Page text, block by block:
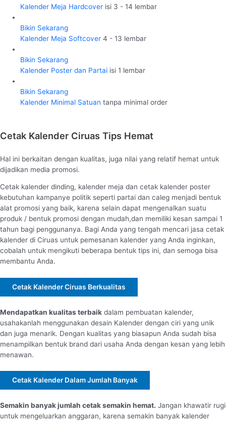
Kalender Meja Hardcover isi 3 - 14 lembar
Bikin Sekarang
Kalender Meja Softcover 4 - 13 lembar
Bikin Sekarang
Kalender Poster dan Partai isi 1 lembar
Bikin Sekarang
Kalender Minimal Satuan tanpa minimal order
Cetak Kalender Ciruas Tips Hemat
Hal ini berkaitan dengan kualitas, juga nilai yang relatif hemat untuk
dijadikan media promosi.
Cetak kalender dinding, kalender meja dan cetak kalender poster
kebutuhan kampanye politik seperti partai dan caleg menjadi bentuk
alat promosi yang baik, karena selain dapat mengenalkan suatu
produk / bentuk promosi dengan mudah,dan memiliki kesan sampai 1
tahun bagi penggunanya. Bagi Anda yang tengah mencari jasa cetak
kalender di Ciruas untuk pemesanan kalender yang Anda inginkan,
cobalah untuk mengikuti beberapa bentuk tips ini, dan semoga bisa
membantu Anda.
Cetak Kalender Ciruas Berkualitas
Mendapatkan kualitas terbaik dalam pembuatan kalender,
usahakanlah menggunakan desain Kalender dengan ciri yang unik
dan juga menarik. Dengan kualitas yang biasapun Anda sudah bisa
menampilkan bentuk brand dari usaha Anda dengan kesan yang lebih
menawan.
Cetak Kalender Dalam Jumlah Banyak
Semakin banyak jumlah cetak semakin hemat. Jangan khawatir rugi
untuk mengeluarkan anggaran, karena semakin banyak kalender